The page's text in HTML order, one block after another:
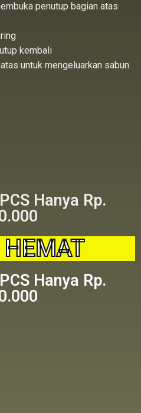
penutup bagian atas
kembali
untuk mengeluarkan sabun
Hanya Rp.
Hanya Rp.